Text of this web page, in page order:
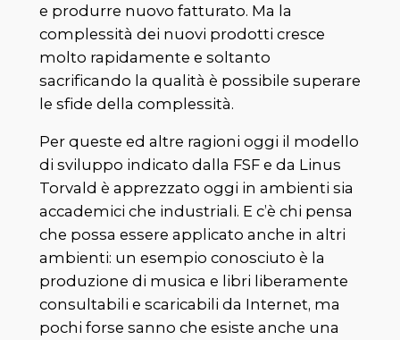
e produrre nuovo fatturato. Ma la
complessità dei nuovi prodotti cresce
molto rapidamente e soltanto
sacrificando la qualità è possibile superare
le sfide della complessità.
Per queste ed altre ragioni oggi il modello
di sviluppo indicato dalla FSF e da Linus
Torvald è apprezzato oggi in ambienti sia
accademici che industriali. E c’è chi pensa
che possa essere applicato anche in altri
ambienti: un esempio conosciuto è la
produzione di musica e libri liberamente
consultabili e scaricabili da Internet, ma
pochi forse sanno che esiste anche una